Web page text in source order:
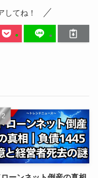
してね！